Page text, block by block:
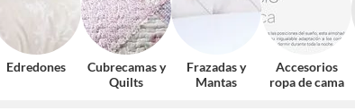
Edredones
Cubrecamas y
Quilts
Frazadas y
Mantas
Accesorios
ropa de cama